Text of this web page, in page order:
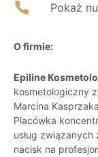
Pokaż
O firmie:
Epiline
kosmetologiczny
Marcina
Placówka
usług
nacisk na